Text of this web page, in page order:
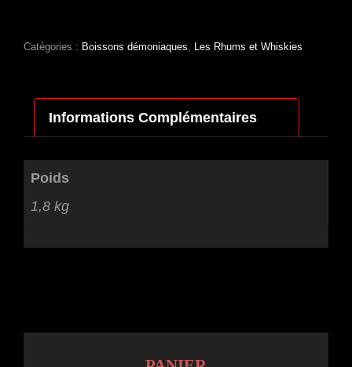
STRENGTH
Catégories : Boissons démoniaques Les Rhums et Whiskies
Informations Complémentaires
Poids
1,8 kg